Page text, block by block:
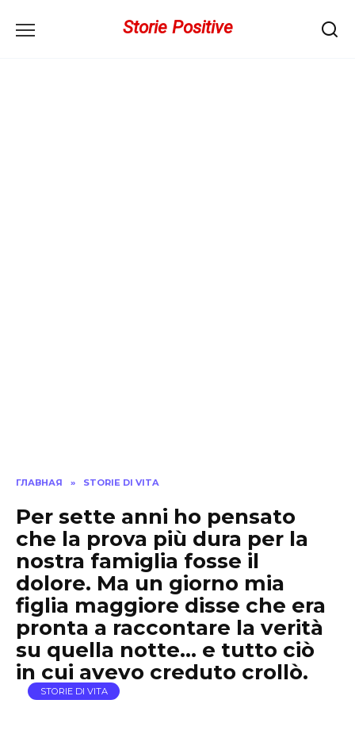
Storie Positive
ГЛАВНАЯ » STORIE DI VITA
Per sette anni ho pensato
che la prova più dura per la
nostra famiglia fosse il
dolore. Ma un giorno mia
figlia maggiore disse che era
pronta a raccontare la verità
su quella notte… e tutto ciò
in cui avevo creduto crollò.
STORIE DI VITA